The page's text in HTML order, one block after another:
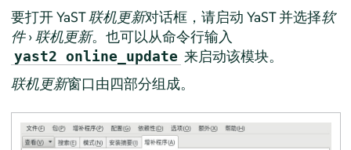
要打开 YaST联机更新对话框，请启动 YaST 并选择软
件›联机更新。也可以从命令行输入
yast2 online_update 来启动该模块。
联机更新窗口由四部分组成。